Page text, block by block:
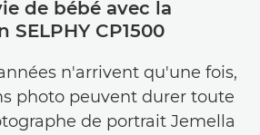
de bébé avec la
SELPHY CP1500
n'arrivent qu'une fois,
photo peuvent durer toute
de portrait Jemella